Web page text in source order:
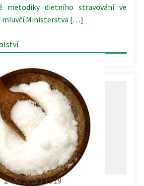
metodiky dietního stravování ve
mluvčí Ministerstva […]
24.02.2016 | 13:19